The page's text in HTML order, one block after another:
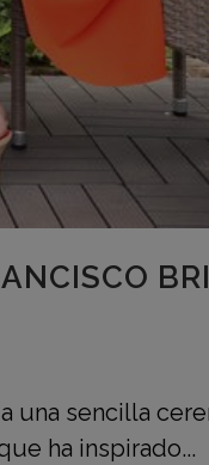
una sencilla
ha inspirado...